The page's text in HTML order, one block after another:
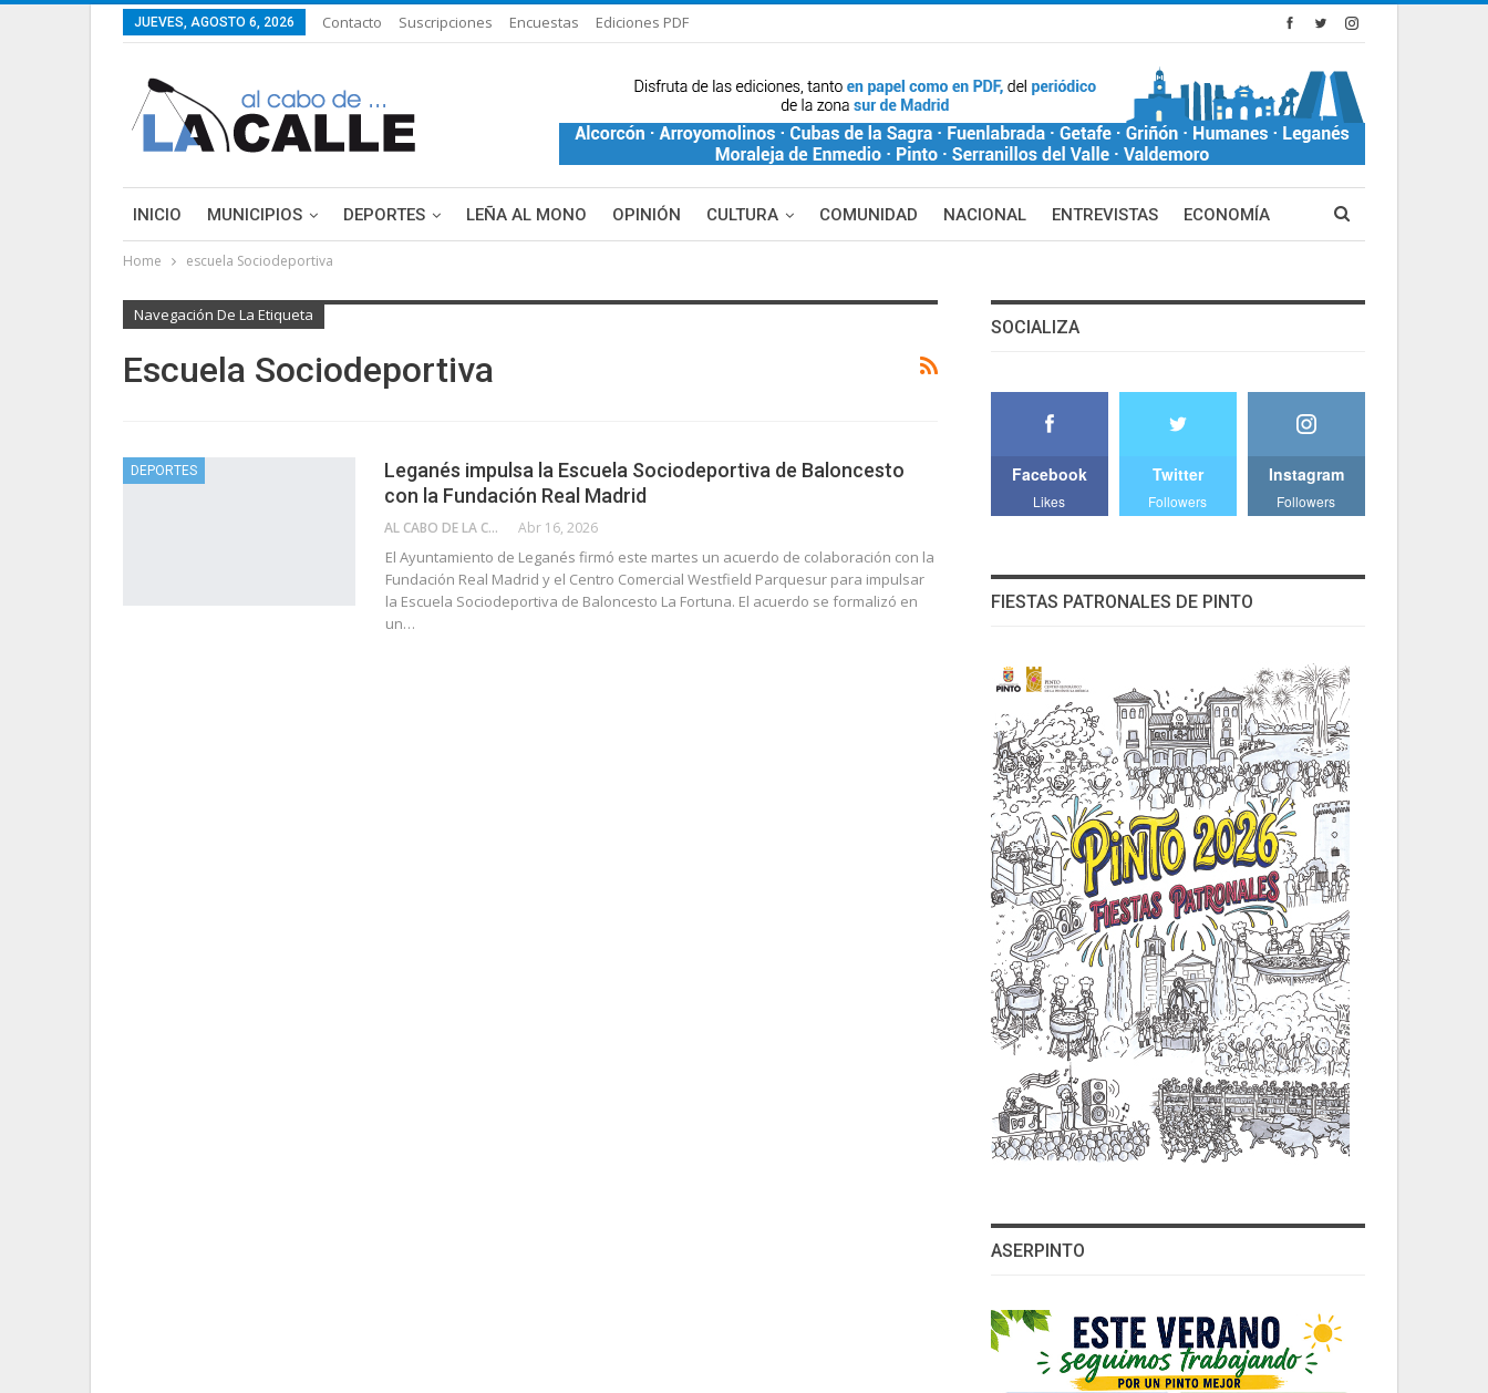
JUEVES, AGOSTO 6, 2026 Contacto Suscripciones Encuestas Ediciones PDF
INICIO MUNICIPIOS DEPORTES LEÑA AL MONO OPINIÓN CULTURA COMUNIDAD NACIONAL ENTREVISTAS ECONOMÍA
LIFESTYLE PURA FICCIÓN: LAS HISTORIAS DE BLANCA
Home escuela Sociodeportiva
Navegación De La Etiqueta
Escuela Sociodeportiva
DEPORTES
Leganés impulsa la Escuela Sociodeportiva de Baloncesto
con la Fundación Real Madrid
AL CABO DE LA CALLE Abr 16, 2026
El Ayuntamiento de Leganés firmó este martes un acuerdo de colaboración con la
Fundación Real Madrid y el Centro Comercial Westfield Parquesur para impulsar
la Escuela Sociodeportiva de Baloncesto La Fortuna. El acuerdo se formalizó en
un…
SOCIALIZA
Facebook
Likes
Twitter
Followers
Instagram
Followers
FIESTAS PATRONALES DE PINTO
ASERPINTO